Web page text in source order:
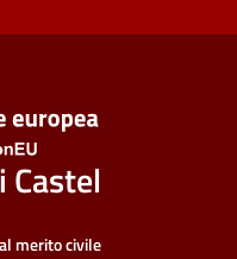
Castel
merito civile